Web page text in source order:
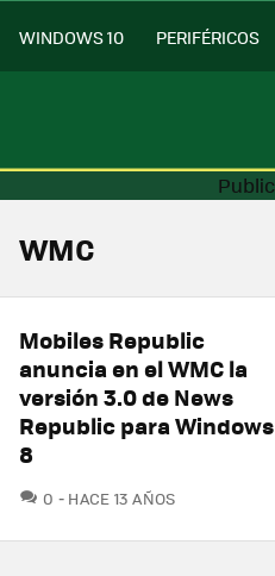
WINDOWS 10 PERIFÉRICOS
WMC
Mobiles Republic
anuncia en el WMC la
versión 3.0 de News
Republic para Windows
8
0 COMENTARIOS
HACE 13 AÑOS